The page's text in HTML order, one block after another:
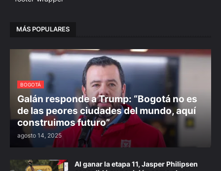
MÁS POPULARES
BOGOTÁ
Galán responde a Trump: “Bogotá no es
de las peores ciudades del mundo, aquí
construimos futuro”
agosto 14, 2025
Al ganar la etapa 11, Jasper Philipsen